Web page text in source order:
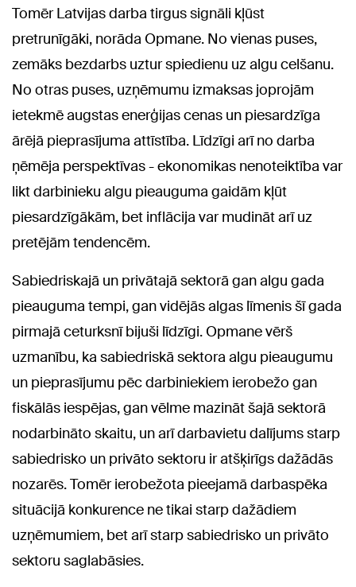
Tomēr Latvijas darba tirgus signāli kļūst
pretrunīgāki, norāda Opmane. No vienas puses,
zemāks bezdarbs uztur spiedienu uz algu celšanu.
No otras puses, uzņēmumu izmaksas joprojām
ietekmē augstas enerģijas cenas un piesardzīga
ārējā pieprasījuma attīstība. Līdzīgi arī no darba
ņēmēja perspektīvas - ekonomikas nenoteiktība var
likt darbinieku algu pieauguma gaidām kļūt
piesardzīgākām, bet inflācija var mudināt arī uz
pretējām tendencēm.
Sabiedriskajā un privātajā sektorā gan algu gada
pieauguma tempi, gan vidējās algas līmenis šī gada
pirmajā ceturksnī bijuši līdzīgi. Opmane vērš
uzmanību, ka sabiedriskā sektora algu pieaugumu
un pieprasījumu pēc darbiniekiem ierobežo gan
fiskālās iespējas, gan vēlme mazināt šajā sektorā
nodarbināto skaitu, un arī darbavietu dalījums starp
sabiedrisko un privāto sektoru ir atšķirīgs dažādās
nozarēs. Tomēr ierobežota pieejamā darbaspēka
situācijā konkurence ne tikai starp dažādiem
uzņēmumiem, bet arī starp sabiedrisko un privāto
sektoru saglabāsies.